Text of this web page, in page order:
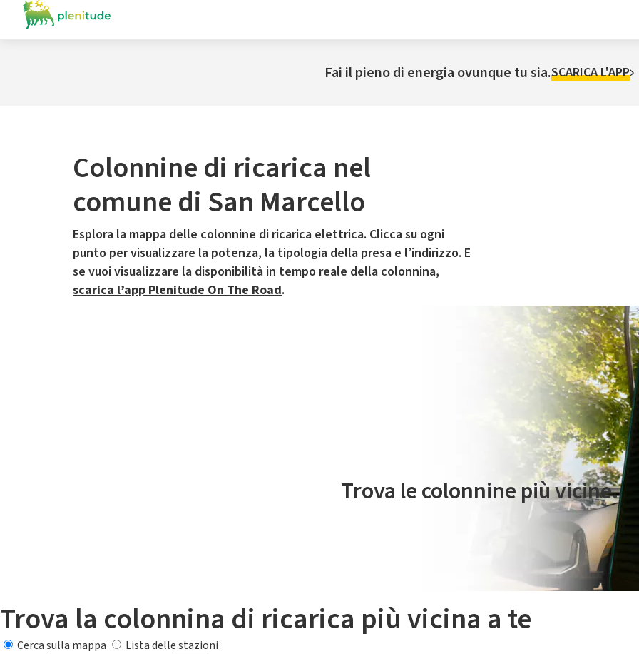
Fai il pieno di energia ovunque tu sia.SCARICA L'APP
Colonnine di ricarica nel
comune di San Marcello
Esplora la mappa delle colonnine di ricarica elettrica. Clicca su ogni
punto per visualizzare la potenza, la tipologia della presa e l’indirizzo. E
se vuoi visualizzare la disponibilità in tempo reale della colonnina,
scarica l’app Plenitude On The Road.
Il servizio di mobilità elettrica è gestito da Plenitude On The Road
Trova le colonnine più vicine.
Trova la colonnina di ricarica più vicina a te
Cerca sulla mappa
Lista delle stazioni